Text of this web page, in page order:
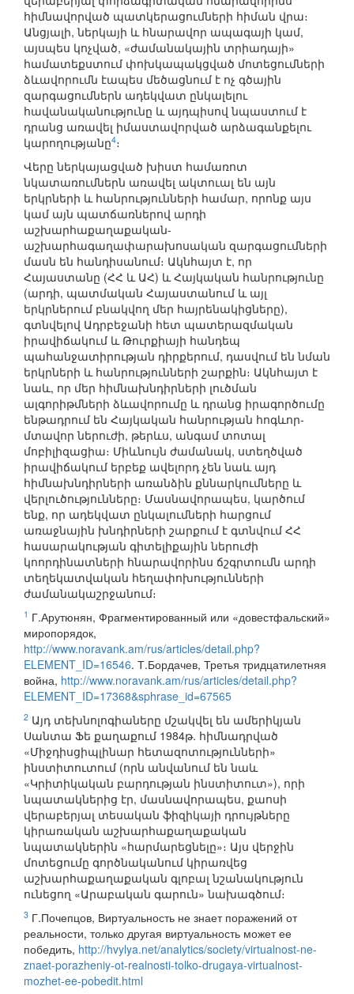
հիմնավորված պատկերացումների հիման վրա։
Անցյալի, ներկայի և հնարավոր ապագայի կամ,
այսպես կոչված, «ժամանակային տրիադայի»
համատեքստում փոխկապակցված մոտեցումների
ձևավորումն էապես մեծացնում է ոչ գծային
զարգացումներն ադեկվատ ընկալելու
հավանականությունը և այդպիսով նպաստում է
դրանց առավել իմաստավորված արձագանքելու
կարողությանը4։
Վերը ներկայացված խիստ համառոտ
նկատառումներն առավել ակտուալ են այն
երկրների և հանրությունների համար, որոնք այս
կամ այն պատճառներով արդի
աշխարհաքաղաքական-
աշխարհագաղափարախոսական զարգացումների
մասն են հանդիսանում։ Ակնհայտ է, որ
Հայաստանը (ՀՀ և ԱՀ) և Հայկական հանրությունը
(արդի, պատմական Հայաստանում և այլ
երկրներում բնակվող մեր հայրենակիցները),
գտնվելով Ադրբեջանի հետ պատերազմական
իրավիճակում և Թուրքիայի հանդեպ
պահանջատիրության դիրքերում, դասվում են նման
երկրների և հանրությունների շարքին։ Ակնհայտ է
նաև, որ մեր հիմնախնդիրների լուծման
ալգորիթմների ձևավորումը և դրանց իրագործումը
ենթադրում են Հայկական հանրության հոգևոր-
մտավոր ներուժի, թերևս, անգամ տոտալ
մոբիլիզացիա։ Միևնույն ժամանակ, ստեղծված
իրավիճակում երբեք ավելորդ չեն նաև այդ
հիմնախնդիրների առանձին քննարկումները և
վերլուծությունները։ Մասնավորապես, կարծում
ենք, որ ադեկվատ ընկալումների հարցում
առաջնային խնդիրների շարքում է գտնվում ՀՀ
հասարակության գիտելիքային ներուժի
կոորդինատների հնարավորինս ճշգրտումն արդի
տեղեկատվական հեղափոխությունների
ժամանակաշրջանում։
1 Г.Арутюнян, Фрагментированный или «довестфальский»
миропорядок,
http://www.noravank.am/rus/articles/detail.php?
ELEMENT_ID=16546. Т.Бордачев, Третья тридцатилетняя
война, http://www.noravank.am/rus/articles/detail.php?
ELEMENT_ID=17368&sphrase_id=67565
2 Այդ տեխնոլոգիաները մշակվել են ամերիկյան
Սանտա Ֆե քաղաքում 1984թ. հիմնադրված
«Միջդիսցիպլինար հետազոտությունների»
ինստիտուտում (որն անվանում են նաև
«Կրիտիկական բարդության ինստիտուտ»), որի
նպատակներից էր, մասնավորապես, քաոսի
վերաբերյալ տեսական ֆիզիկայի դրույթները
կիրառական աշխարհաքաղաքական
նպատակներին «հարմարեցնելը»։ Այս վերջին
մոտեցումը գործնականում կիրառվեց
աշխարհաքաղաքական գլոբալ նշանակություն
ունեցող «Արաբական գարուն» նախագծում։
3 Г.Почепцов, Виртуальность не знает поражений от
реальности, только другая виртуальность может ее
победить, http://hvylya.net/analytics/society/virtualnost-ne-
znaet-porazheniy-ot-realnosti-tolko-drugaya-virtualnost-
mozhet-ee-pobedit.html